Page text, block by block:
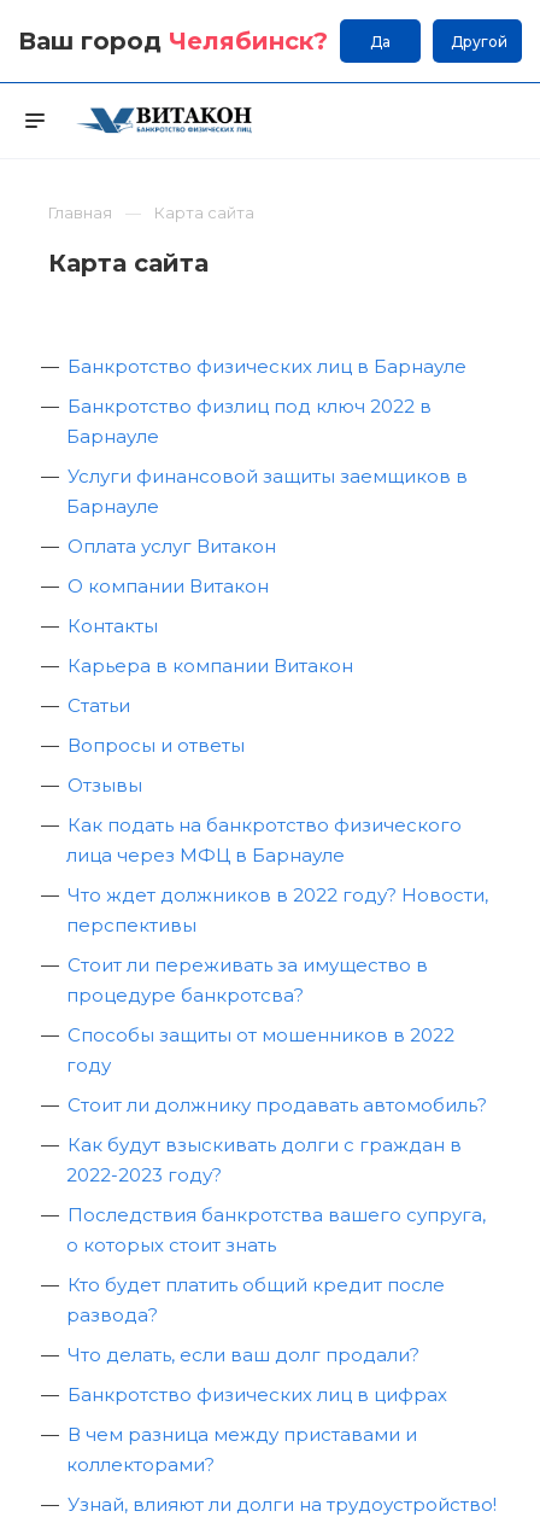
Ваш город Челябинск? Да Другой
Главная Карта сайта
Карта сайта
Банкротство физических лиц в Барнауле
Банкротство физлиц под ключ 2022 в
Барнауле
Услуги финансовой защиты заемщиков в
Барнауле
Оплата услуг Витакон
О компании Витакон
Контакты
Карьера в компании Витакон
Статьи
Вопросы и ответы
Отзывы
Как подать на банкротство физического
лица через МФЦ в Барнауле
Что ждет должников в 2022 году? Новости,
перспективы
Стоит ли переживать за имущество в
процедуре банкротсва?
Способы защиты от мошенников в 2022
году
Стоит ли должнику продавать автомобиль?
Как будут взыскивать долги с граждан в
2022-2023 году?
Последствия банкротства вашего супруга,
о которых стоит знать
Кто будет платить общий кредит после
развода?
Что делать, если ваш долг продали?
Банкротство физических лиц в цифрах
В чем разница между приставами и
коллекторами?
Узнай, влияют ли долги на трудоустройство!